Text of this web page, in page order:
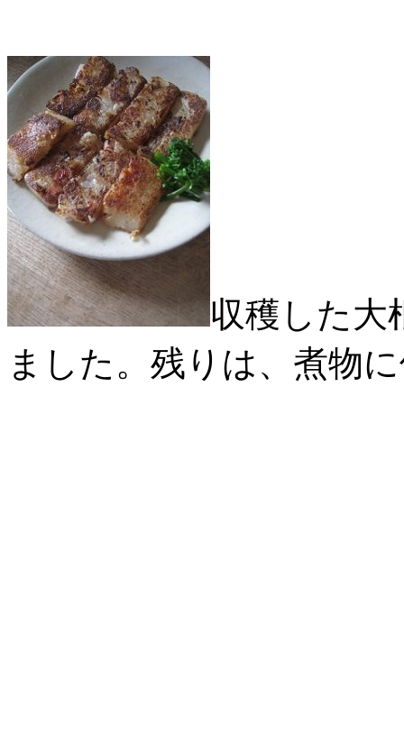
収穫した大
ました。残りは、煮物